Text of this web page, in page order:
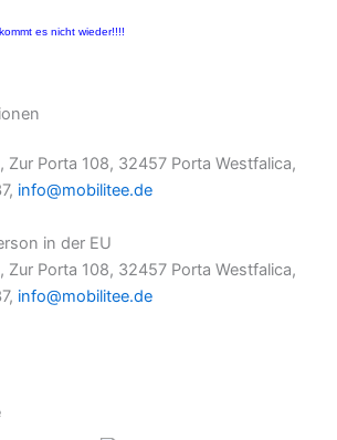
es nicht wieder!!!!
Zur Porta 108, 32457 Porta Westfalica,
info@mobilitee.de
in der EU
Zur Porta 108, 32457 Porta Westfalica,
info@mobilitee.de